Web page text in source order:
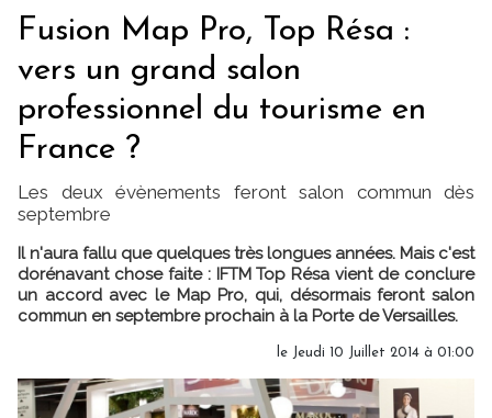
Fusion Map Pro, Top Résa :
vers un grand salon
professionnel du tourisme en
France ?
Les deux évènements feront salon commun dès
septembre
Il n'aura fallu que quelques très longues années. Mais c'est
dorénavant chose faite : IFTM Top Résa vient de conclure
un accord avec le Map Pro, qui, désormais feront salon
commun en septembre prochain à la Porte de Versailles.
le Jeudi 10 Juillet 2014 à 01:00